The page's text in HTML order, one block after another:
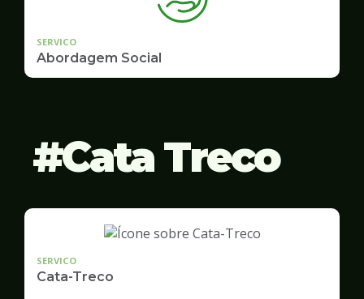
SERVICO
Abordagem Social
Cata Treco
SERVICO
Cata-Treco